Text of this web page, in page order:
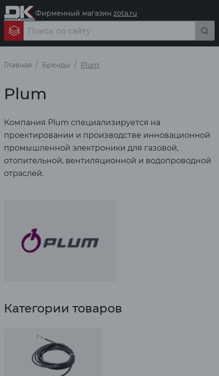
Фирменный магазин zota.ru
Главная Бренды Plum
Plum
Компания Plum специализируется на
проектировании и производстве инновационной
промышленной электроники для газовой,
отопительной, вентиляционной и водопроводной
отраслей.
Категории товаров